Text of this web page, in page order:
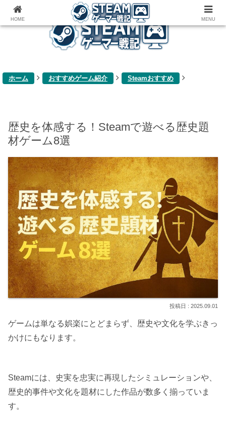
ゲーム関連雑記ブログ
ホーム おすすめゲーム紹介 Steamおすすめ
歴史を体感する！Steamで遊べる歴史題
材ゲーム8選
2025.09.01
ゲームは単なる娯楽にとどまらず、歴史や文化を学ぶきっ
かけにもなります。
Steamには、史実を忠実に再現したシミュレーションや、
歴史的事件や文化を題材にした作品が数多く揃っていま
す。
HOME MENU